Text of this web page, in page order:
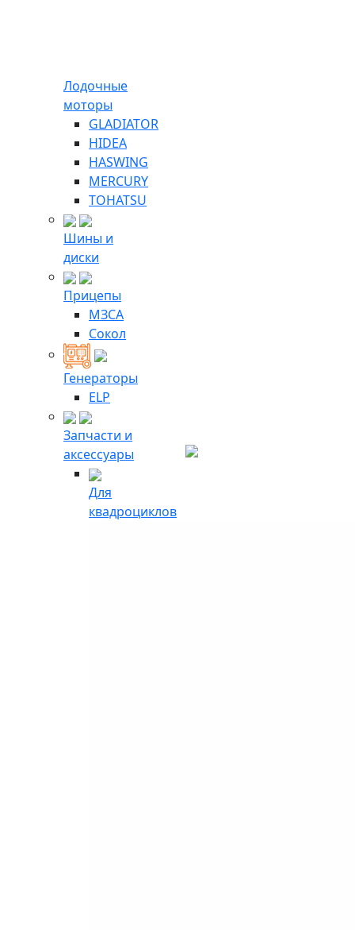
Лодочные
моторы
GLADIATOR
HIDEA
HASWING
MERCURY
TOHATSU
Шины и
диски
Прицепы
МЗСА
Сокол
Генераторы
ELP
Запчасти и
аксессуары
Для
квадроциклов